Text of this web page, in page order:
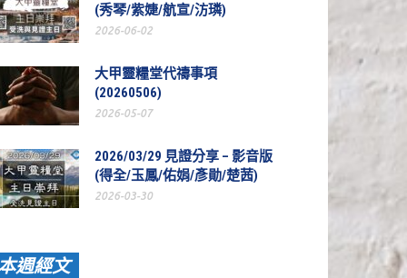
(秀琴/紫婕/航宣/汸璘)
2026-06-02
大甲靈糧堂代禱事項
(20260506)
2026-05-07
2026/03/29 見證分享 – 影音版
(得全/玉鳳/佑娟/彥勛/楚茜)
2026-03-30
週經文